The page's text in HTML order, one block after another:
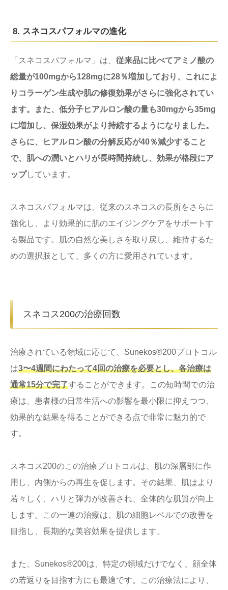
8. スネコスパフォルマの進化
「スネコスパフォルマ」は、 従来品に比べてアミノ酸の
総量が100mgから128mgに28％増加しており、これによ
りコラーゲン生成や肌の修復効果がさらに強化されてい
ます。また、低分子ヒアルロン酸の量も30mgから35mg
に増加し、保湿効果がより持続するようになりました。
さらに、ヒアルロン酸の分解反応が40％減少すること
で、肌への潤いとハリが長時間持続し、効果が格段にア
ップしています。
スネコスパフォルマは、従来のスネコスの長所をさらに
強化し、より効果的に肌のエイジングケアをサポートす
る製品です。肌の自然な美しさを取り戻し、維持するた
めの選択肢として、多くの方に愛用されています。
スネコス200の治療回数
治療されている領域に応じて、Sunekos®200プロトコル
は3〜4週間にわたって4回の治療を必要とし、各治療は
通常15分で完了することができます。この短時間での治
療は、患者様の日常生活への影響を最小限に抑えつつ、
効果的な結果を得ることができる点で非常に魅力的で
す。
スネコス200のこの治療プロトコルは、肌の深層部に作
用し、内側からの再生を促します。その結果、肌はより
若々しく、ハリと弾力が改善され、全体的な肌質が向上
します。この一連の治療は、肌の細胞レベルでの改善を
目指し、長期的な美容効果を提供します。
また、Sunekos®200は、特定の領域だけでなく、顔全体
の若返りを目指す方にも最適です。この治療法により、